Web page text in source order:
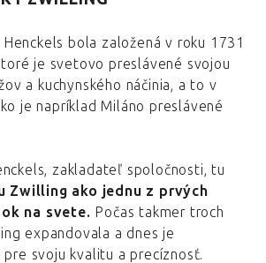
bola založená v roku 1731
je svetovo preslávené svojou
a kuchynského náčinia, a to v
je napríklad Miláno preslávené
zakladateľ spoločnosti, tu
Zwilling ako jednu z prvých
na svete. Počas takmer troch
expandovala a dnes je
svoju kvalitu a precíznosť.